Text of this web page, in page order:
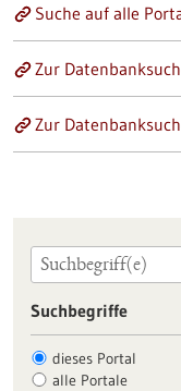
Suche auf alle
Zur
Zur
Suchbegriffe
dieses Portal
alle Portale